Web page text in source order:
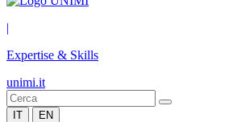
|
Expertise & Skills
unimi.it
IT EN